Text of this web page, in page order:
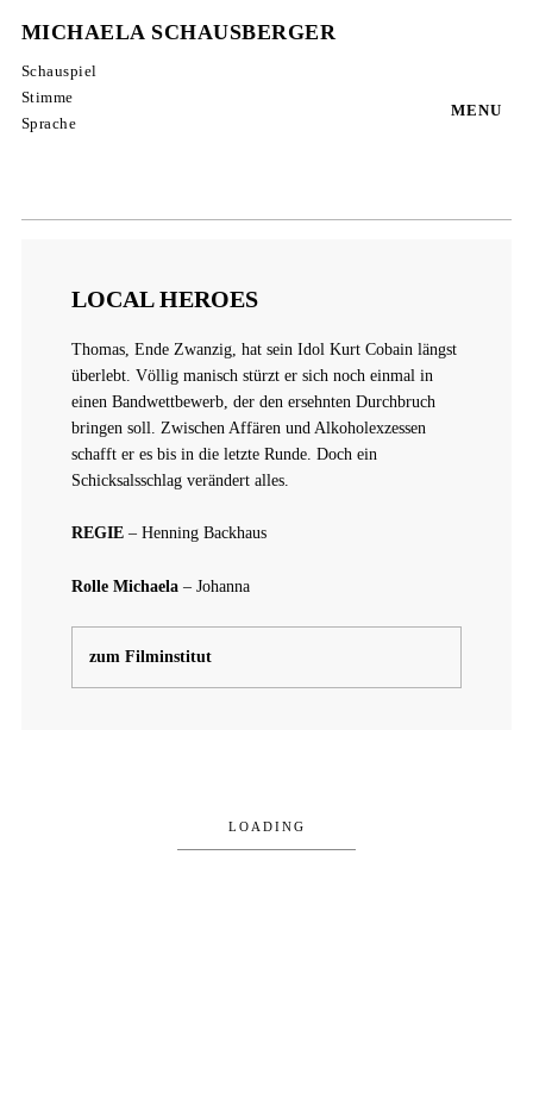
MICHAELA SCHAUSBERGER
Schauspiel
Stimme
Sprache
MENU
LOCAL HEROES
Thomas, Ende Zwanzig, hat sein Idol Kurt Cobain längst
überlebt. Völlig manisch stürzt er sich noch einmal in
einen Bandwettbewerb, der den ersehnten Durchbruch
bringen soll. Zwischen Affären und Alkoholexzessen
schafft er es bis in die letzte Runde. Doch ein
Schicksalsschlag verändert alles.
REGIE – Henning Backhaus
Rolle Michaela – Johanna
zum Filminstitut
LOADING